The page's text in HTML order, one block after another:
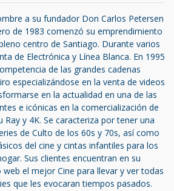
a su fundador Don Carlos Petersen
de 1983 comenzó su emprendimiento
centro de Santiago. Durante varios
de Electrónica y Línea Blanca. En 1995
de las grandes cadenas
especializándose en la venta de videos
en la actualidad en una de las
e icónicas en la comercialización de
Ray y 4K. Se caracteriza por tener una
de Culto de los 60s y 70s, así como
del cine y cintas infantiles para los
Sus clientes encuentran en su
el mejor Cine para llevar y ver todas
que les evocaran tiempos pasados.